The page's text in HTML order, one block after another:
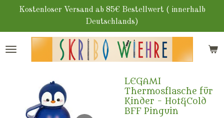
Zum
springen
Kostenloser Versand ab 85€ Bestellwert ( innerhalb
Deutschlands)
LEGAMI
Thermosflasche für
Kinder - Hot&Cold
BFF Pinguin